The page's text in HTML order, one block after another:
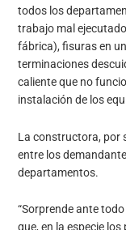
todos los
trabajo mal
fábrica), fisuras en
terminaciones
caliente que no
instalación de los
La constructora, por
entre los
departamentos.
“Sorprende ante
que, en la especie